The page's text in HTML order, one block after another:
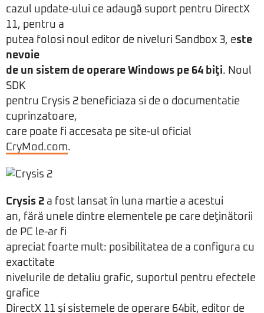
cazul update-ului ce adaugă suport pentru DirectX
11, pentru a
putea folosi noul editor de niveluri Sandbox 3, este
nevoie
de un sistem de operare Windows pe 64 biţi. Noul
SDK
pentru Crysis 2 beneficiaza si de o documentatie
cuprinzatoare,
care poate fi accesata pe site-ul oficial
CryMod.com.
Crysis 2 a fost lansat în luna martie a acestui
an, fără unele dintre elementele pe care deţinătorii
de PC le-ar fi
apreciat foarte mult: posibilitatea de a configura cu
exactitate
nivelurile de detaliu grafic, suportul pentru efectele
grafice
DirectX 11 şi sistemele de operare 64bit, editor de